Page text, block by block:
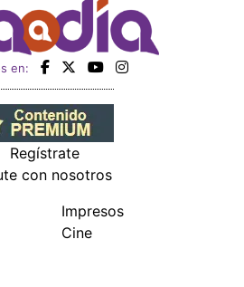
en:
Regístrate
con nosotros
Impresos
Cine